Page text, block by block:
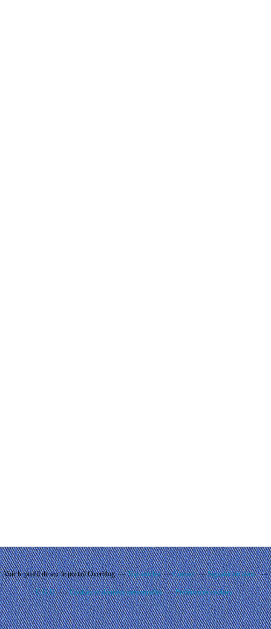
Voir le profil desur le portail Overblog Top articles Contact Signaler un abus
C.G.U. Cookies et données personnelles Préférences cookies